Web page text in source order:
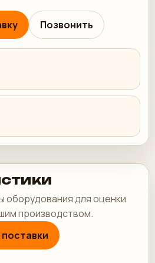
Позвонить
оборудования для оценки
производством.